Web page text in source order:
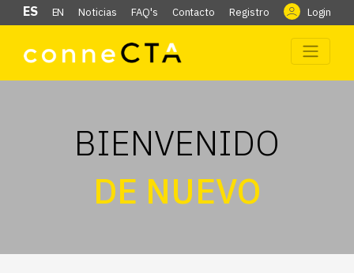
ES EN Noticias FAQ's Contacto Registro Login
BIENVENIDO
DE NUEVO